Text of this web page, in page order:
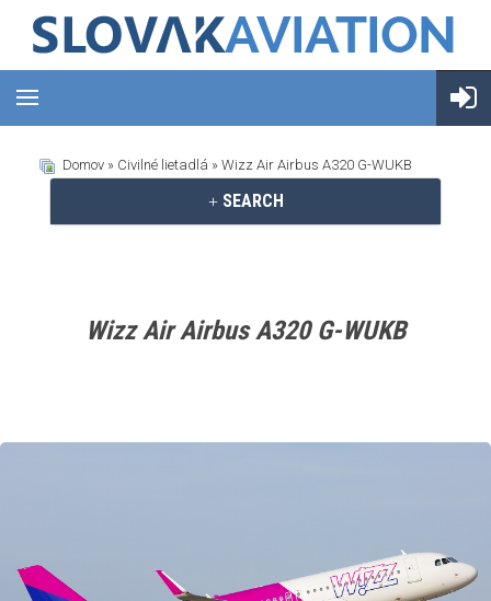
Domov » Civilné lietadlá » Wizz Air Airbus A320 G-WUKB
SEARCH
Wizz Air Airbus A320 G-WUKB